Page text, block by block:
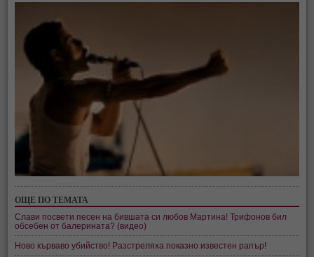
ОЩЕ ПО ТЕМАТА
Слави посвети песен на бившата си любов Мартина! Трифонов бил
обсебен от балерината? (видео)
Ново кърваво убийство! Разстреляха показно известен рапър!